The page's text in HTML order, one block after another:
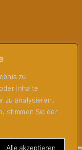
zu
Inhalte
zu analysieren.
stimmen Sie der
Alle akzeptieren